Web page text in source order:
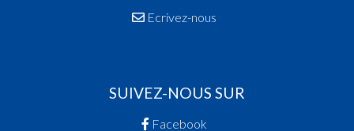
Ecrivez-nous
SUIVEZ-NOUS SUR
Facebook